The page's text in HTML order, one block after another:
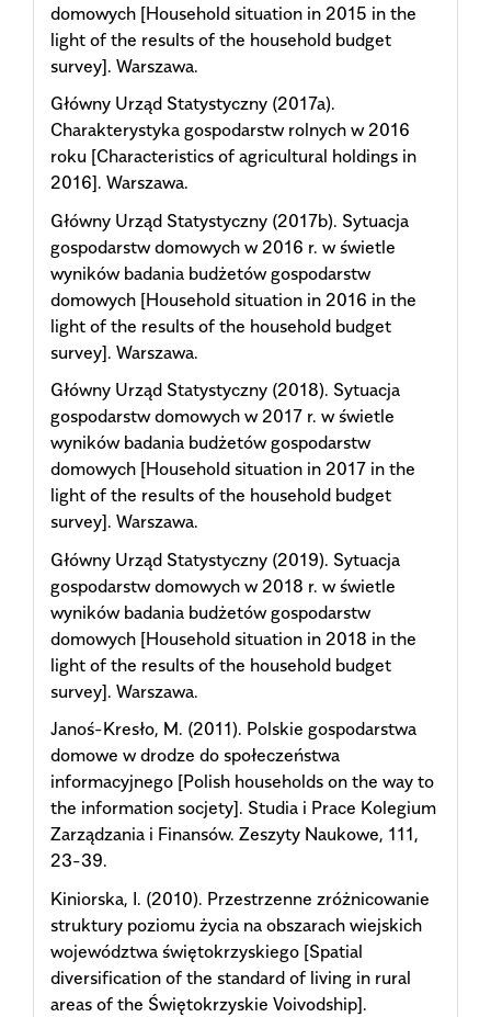
domowych [Household situation in 2015 in the
light of the results of the household budget
survey]. Warszawa.
Główny Urząd Statystyczny (2017a).
Charakterystyka gospodarstw rolnych w 2016
roku [Characteristics of agricultural holdings in
2016]. Warszawa.
Główny Urząd Statystyczny (2017b). Sytuacja
gospodarstw domowych w 2016 r. w świetle
wyników badania budżetów gospodarstw
domowych [Household situation in 2016 in the
light of the results of the household budget
survey]. Warszawa.
Główny Urząd Statystyczny (2018). Sytuacja
gospodarstw domowych w 2017 r. w świetle
wyników badania budżetów gospodarstw
domowych [Household situation in 2017 in the
light of the results of the household budget
survey]. Warszawa.
Główny Urząd Statystyczny (2019). Sytuacja
gospodarstw domowych w 2018 r. w świetle
wyników badania budżetów gospodarstw
domowych [Household situation in 2018 in the
light of the results of the household budget
survey]. Warszawa.
Janoś-Kresło, M. (2011). Polskie gospodarstwa
domowe w drodze do społeczeństwa
informacyjnego [Polish households on the way to
the information socjety]. Studia i Prace Kolegium
Zarządzania i Finansów. Zeszyty Naukowe, 111,
23-39.
Kiniorska, I. (2010). Przestrzenne zróżnicowanie
struktury poziomu życia na obszarach wiejskich
województwa świętokrzyskiego [Spatial
diversification of the standard of living in rural
areas of the Świętokrzyskie Voivodship].